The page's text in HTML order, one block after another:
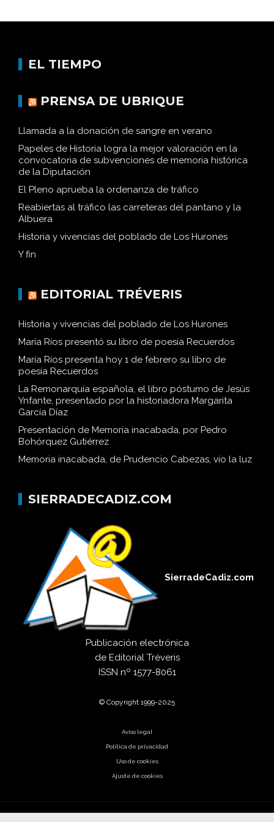
EL TIEMPO
PRENSA DE UBRIQUE
Llamada a la donación de sangre en verano
Papeles de Historia logra la mejor valoración en la
convocatoria de subvenciones de memoria histórica
de la Diputación
El Pleno aprueba la ordenanza de tráfico
Reabiertas al tráfico las carreteras del pantano y la
Albuera
Historia y vivencias del poblado de Los Hurones
Y fin
EDITORIAL TRÉVERIS
Historia y vivencias del poblado de Los Hurones
María Ríos presentó su libro de poesía Recuerdos
María Ríos presenta hoy 1 de febrero su libro de
poesía Recuerdos
La Remonarquía española, el libro póstumo de Jesús
Ynfante, presentado por la historiadora Margarita
García Díaz
Presentación de Memoria inacabada, por Pedro
Bohórquez Gutiérrez
Memoria inacabada, de Prudencio Cabezas, vio la luz
SIERRADECADIZ.COM
SierradeCadiz.com
Publicación electrónica
de Editorial Tréveris
ISSN nº 1577-8061
© Copyright 1999-2025
Aviso legal
Política de privacidad
Uso de cookies
Ajuste de cookies